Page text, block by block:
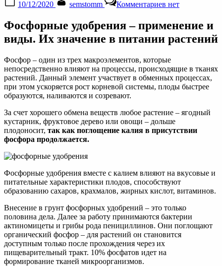
on
10/12/2020 semstomm Комментариевзаписи
удобрения:
виды
значение
нет
Фосфорные удобрения – применение и
виды. Их значение в питании растений
Фосфор – один из трех макроэлементов, которые
непосредственно влияют на процессы, происходящие в тканях
растений. Данный элемент участвует в обменных процессах,
при этом ускоряется рост корневой системы, плоды быстрее
образуются, наливаются и созревают.
За счет хорошего обмена веществ любое растение – ягодный
кустарник, фруктовое дерево или овощи – дольше
плодоносит, так как поглощение калия в присутствии
фосфора продолжается.
Фосфорные удобрения вместе с калием влияют на вкусовые и
питательные характеристики плодов, способствуют
образованию сахаров, крахмалов, жирных кислот, витаминов.
Внесение в грунт фосфорных удобрений – это только
половина дела. Далее за работу принимаются бактерии
актиномицеты и грибы рода пенициллинов. Они поглощают
органический фосфор – для растений он становится
доступным только после прохождения через их
пищеварительный тракт. 10% фосфатов идет на
формирование тканей микроорганизмов.